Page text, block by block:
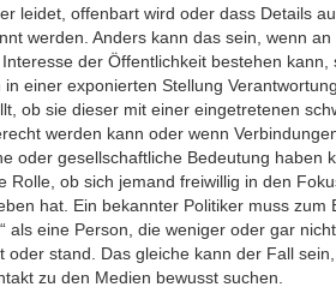
leidet, offenbart wird oder dass Details
werden. Anders kann das sein, wenn an
der Öffentlichkeit bestehen kann,
einer exponierten Stellung
ob sie dieser mit einer eingetretenen
werden kann oder wenn
oder gesellschaftliche Bedeutung haben
Rolle, ob sich jemand freiwillig in den
hat. Ein bekannter Politiker muss zum
als eine Person, die weniger oder gar
oder stand. Das gleiche kann der Fall
zu den Medien bewusst suchen.